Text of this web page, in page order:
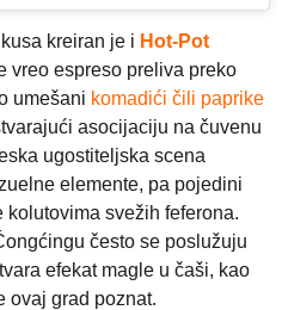
kreiran je i Hot-Pot
vreo espreso preliva preko
umešani komadići čili paprike
asocijaciju na čuvenu
ugostiteljska scena
elemente, pa pojedini
svežih feferona.
često se poslužuju
efekat magle u čaši, kao
ovaj grad poznat.